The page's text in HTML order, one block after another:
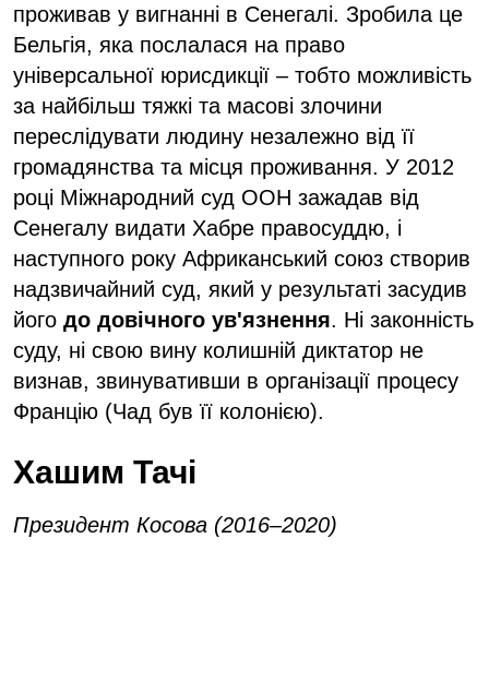
проживав у вигнанні в Сенегалі. Зробила це
Бельгія, яка послалася на право
універсальної юрисдикції – тобто можливість
за найбільш тяжкі та масові злочини
переслідувати людину незалежно від її
громадянства та місця проживання. У 2012
році Міжнародний суд ООН зажадав від
Сенегалу видати Хабре правосуддю, і
наступного року Африканський союз створив
надзвичайний суд, який у результаті засудив
його до довічного ув'язнення. Ні законність
суду, ні свою вину колишній диктатор не
визнав, звинувативши в організації процесу
Францію (Чад був її колонією).
Хашим Тачі
Президент Косова (2016–2020)